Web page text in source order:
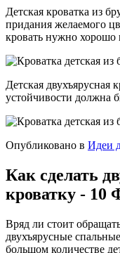
Детская кроватка из
придания желаемого
кровать нужно хорошо
Детская двухъярусная
устойчивости должна
Опубликовано в Идеи
Как сделать
кроватку -
Вряд ли стоит
двухъярусные
большом количестве